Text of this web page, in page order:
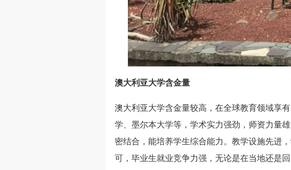
澳大利亚大学含金量
澳大利亚大学含金量较高，在全球教育领域享
学、墨尔本大学等，学术实力强劲，师资力量
密结合，能培养学生综合能力。教学设施先进
可，毕业生就业竞争力强，无论是在当地还是